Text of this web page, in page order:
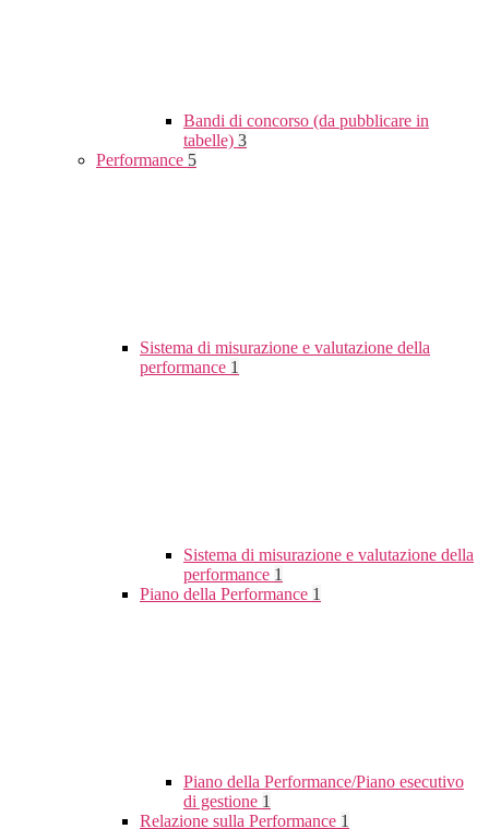
Bandi di concorso (da pubblicare in
tabelle) 3
Performance 5
Sistema di misurazione e valutazione della
performance 1
Sistema di misurazione e valutazione della
performance 1
Piano della Performance 1
Piano della Performance/Piano esecutivo
di gestione 1
Relazione sulla Performance 1